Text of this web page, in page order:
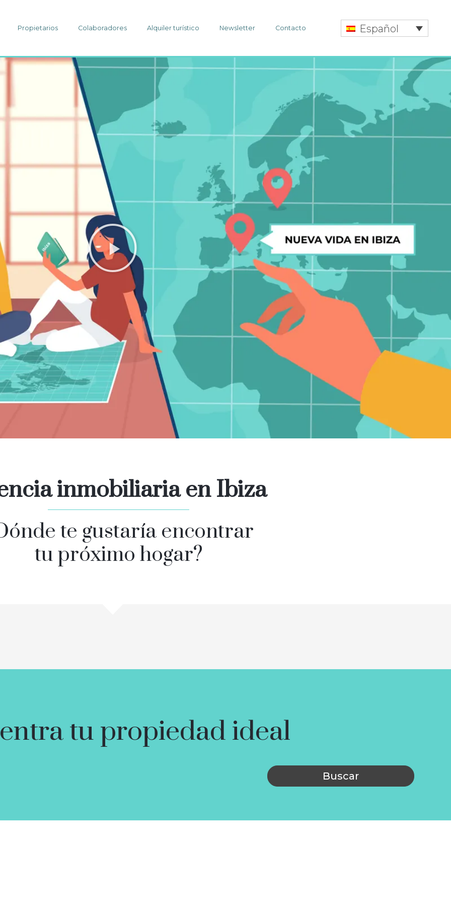
Propietarios Colaboradores Alquiler turístico Newsletter Contacto Español
inmobiliaria en Ibiza
te gustaría encontrar
tu próximo hogar?
tu propiedad ideal
Buscar